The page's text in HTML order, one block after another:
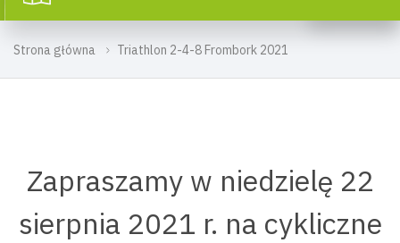
Strona główna Triathlon 2-4-8 Frombork 2021
Zapraszamy w niedzielę 22
sierpnia 2021 r. na cykliczne